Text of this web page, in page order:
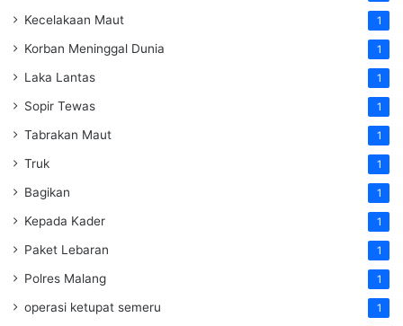
Kecelakaan Maut 1
Korban Meninggal Dunia 1
Laka Lantas 1
Sopir Tewas 1
Tabrakan Maut 1
Truk 1
Bagikan 1
Kepada Kader 1
Paket Lebaran 1
Polres Malang 1
operasi ketupat semeru 1